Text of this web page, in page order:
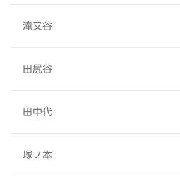
滝又谷
田尻谷
田中代
塚ノ本